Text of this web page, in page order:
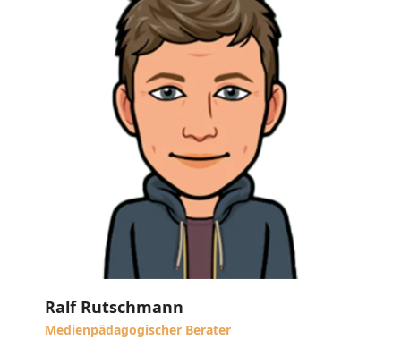
Ralf Rutschmann
Medienpädagogischer Berater